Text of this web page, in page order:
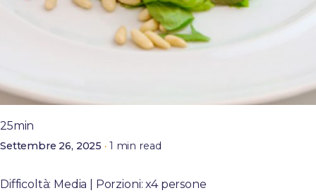
admin
25min
Settembre 26, 2025 1 min read
Difficoltà: Media | Porzioni: x4 persone